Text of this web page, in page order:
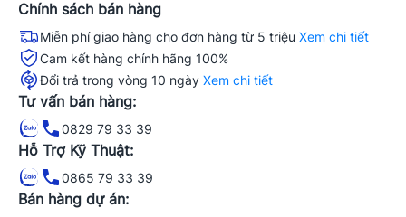
Chính sách bán hàng
Miễn phí giao hàng cho đơn hàng từ 5 triệu Xem chi tiết
Cam kết hàng chính hãng 100%
Đổi trả trong vòng 10 ngày Xem chi tiết
Tư vấn bán hàng:
0829 79 33 39
Hỗ Trợ Kỹ Thuật:
0865 79 33 39
Bán hàng dự án: